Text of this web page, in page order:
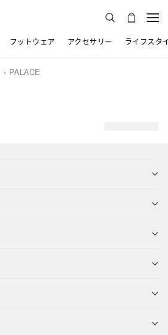
フットウェア アクセサリー ライフスタ
PALACE